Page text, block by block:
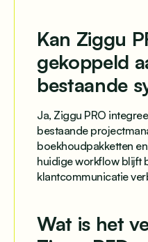
Kan Ziggu
gekoppeld
bestaande
Ja, Ziggu PRO
bestaande
boekhoudpakketten
huidige workflow blijft
klantcommunicatie
Wat is het